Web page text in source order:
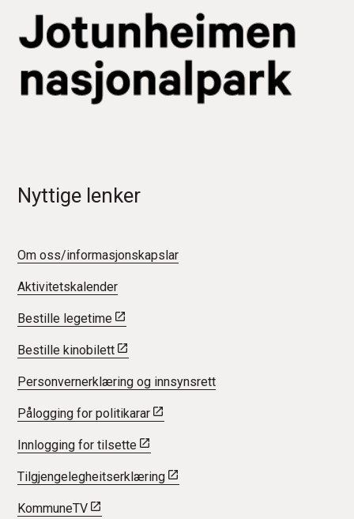
Nyttige lenker
Om oss/informasjonskapslar
Aktivitetskalender
Bestille legetime
Bestille kinobilett
Personvernerklæring og innsynsrett
Pålogging for politikarar
Innlogging for tilsette
Tilgjengelegheitserklæring
KommuneTV